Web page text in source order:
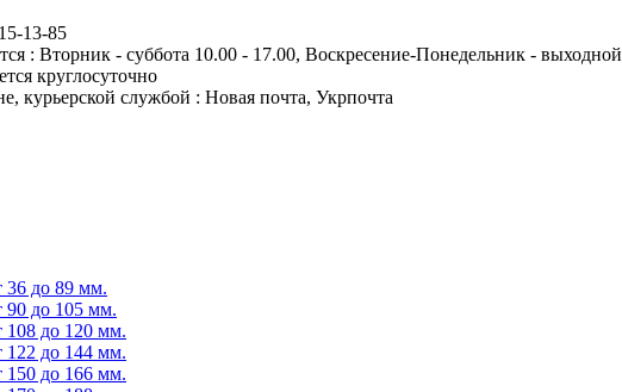
13-85
: Вторник - суббота 10.00 - 17.00, Воскресение-Понедельник - выходной
круглосуточно
курьерской службой : Новая почта, Укрпочта
36 до 89 мм.
до 105 мм.
до 120 мм.
до 144 мм.
до 166 мм.